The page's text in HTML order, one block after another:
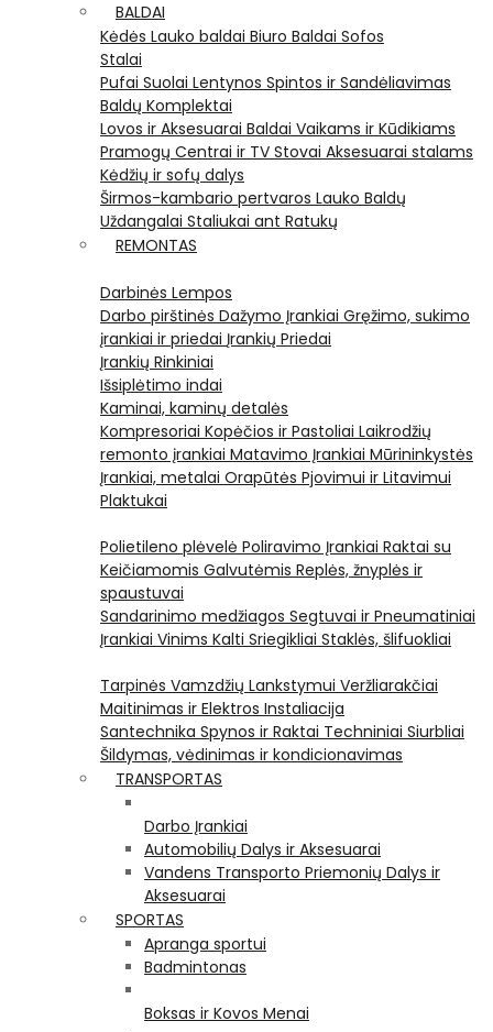
BALDAI
Kėdės Lauko baldai Biuro Baldai Sofos
Stalai
Pufai Suolai Lentynos Spintos ir Sandėliavimas
Baldų Komplektai
Lovos ir Aksesuarai Baldai Vaikams ir Kūdikiams
Pramogų Centrai ir TV Stovai Aksesuarai stalams
Kėdžių ir sofų dalys
Širmos-kambario pertvaros Lauko Baldų
Uždangalai Staliukai ant Ratukų
REMONTAS
Darbinės Lempos
Darbo pirštinės Dažymo Įrankiai Gręžimo, sukimo
įrankiai ir priedai Įrankių Priedai
Įrankių Rinkiniai
Išsiplėtimo indai
Kaminai, kaminų detalės
Kompresoriai Kopėčios ir Pastoliai Laikrodžių
remonto įrankiai Matavimo Įrankiai Mūrininkystės
Įrankiai, metalai Orapūtės Pjovimui ir Litavimui
Plaktukai
Polietileno plėvelė Poliravimo Įrankiai Raktai su
Keičiamomis Galvutėmis Replės, žnyplės ir
spaustuvai
Sandarinimo medžiagos Segtuvai ir Pneumatiniai
Įrankiai Vinims Kalti Sriegikliai Staklės, šlifuokliai
Tarpinės Vamzdžių Lankstymui Veržliarakčiai
Maitinimas ir Elektros Instaliacija
Santechnika Spynos ir Raktai Techniniai Siurbliai
Šildymas, vėdinimas ir kondicionavimas
TRANSPORTAS
Darbo Įrankiai
Automobilių Dalys ir Aksesuarai
Vandens Transporto Priemonių Dalys ir
Aksesuarai
SPORTAS
Apranga sportui
Badmintonas
Boksas ir Kovos Menai